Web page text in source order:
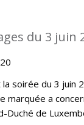
du 3 juin
la soirée du 3 juin
marquée a
Duché de